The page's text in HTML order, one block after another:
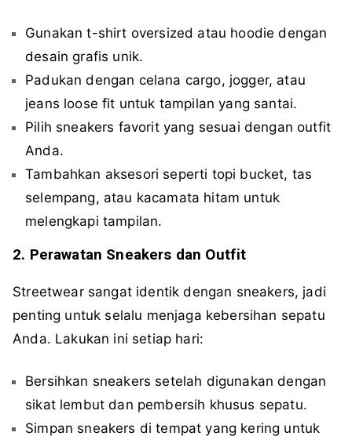
Gunakan t-shirt oversized atau hoodie dengan
desain grafis unik.
Padukan dengan celana cargo, jogger, atau
jeans loose fit untuk tampilan yang santai.
Pilih sneakers favorit yang sesuai dengan outfit
Anda.
Tambahkan aksesori seperti topi bucket, tas
selempang, atau kacamata hitam untuk
melengkapi tampilan.
2. Perawatan Sneakers dan Outfit
Streetwear sangat identik dengan sneakers, jadi
penting untuk selalu menjaga kebersihan sepatu
Anda. Lakukan ini setiap hari:
Bersihkan sneakers setelah digunakan dengan
sikat lembut dan pembersih khusus sepatu.
Simpan sneakers di tempat yang kering untuk